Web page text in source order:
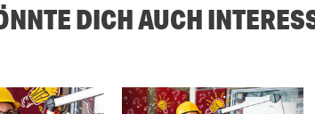
DICH AUCH